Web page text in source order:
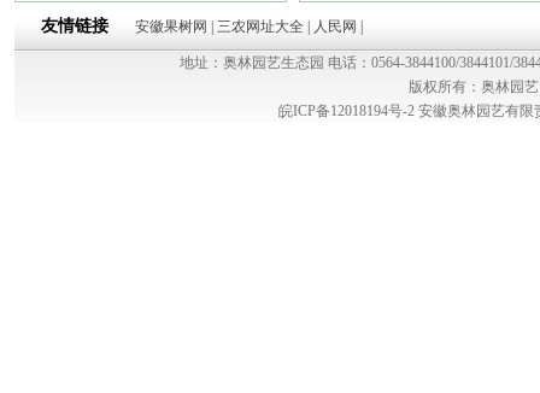
友情链接 安徽果树网 三农网址大全 人民网
地址：奥林园艺生态园 电话：0564-3844100/3844101/
版权所有：奥林园
皖ICP备12018194号-2安徽奥林园艺有限